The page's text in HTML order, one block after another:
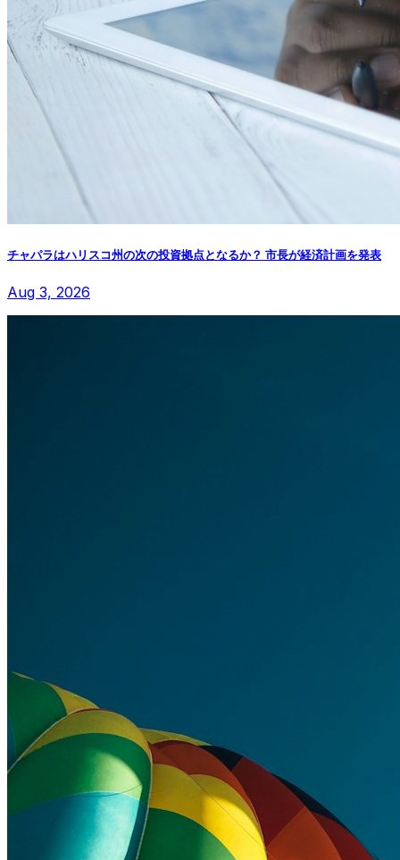
チャパラはハリスコ州の次の投資拠点となるか？ 市長が経済計画を発表
Aug 3, 2026